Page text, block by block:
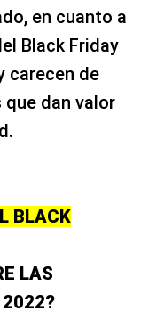
en cuanto a
Black Friday
carecen de
dan valor
BLACK
LAS
2022?